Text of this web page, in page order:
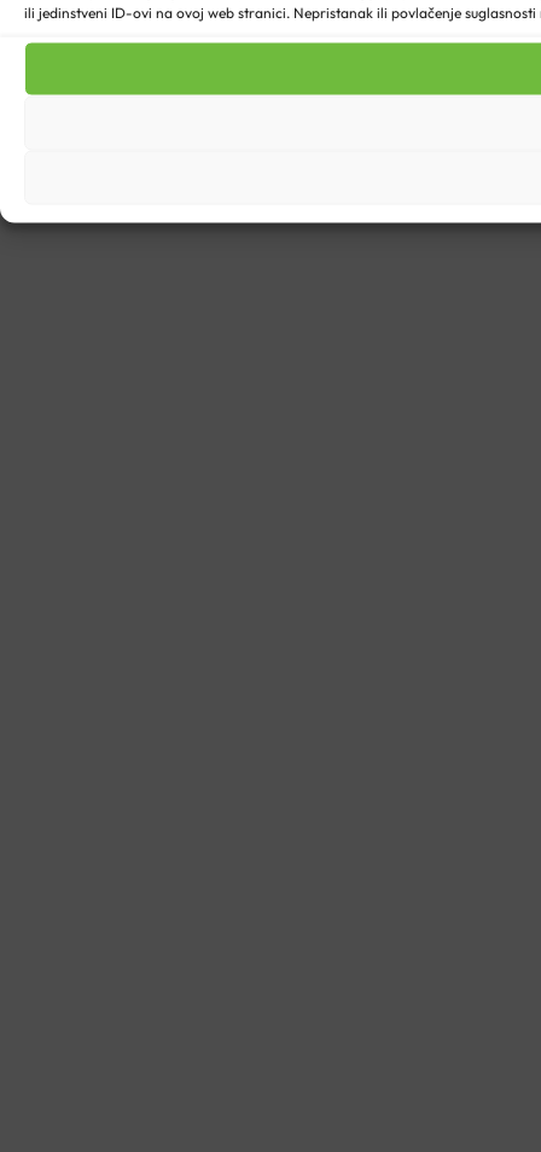
ili jedinstveni ID-ovi na ovoj web stranici. Nepristanak ili povlačenje